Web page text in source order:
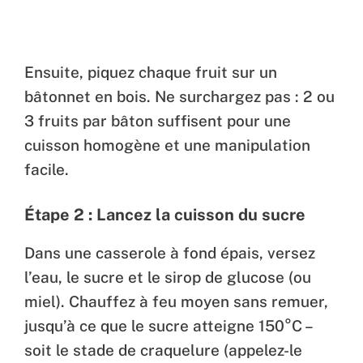
Ensuite, piquez chaque fruit sur un
bâtonnet en bois. Ne surchargez pas : 2 ou
3 fruits par bâton suffisent pour une
cuisson homogène et une manipulation
facile.
Étape 2 : Lancez la cuisson du sucre
Dans une casserole à fond épais, versez
l’eau, le sucre et le sirop de glucose (ou
miel). Chauffez à feu moyen sans remuer,
jusqu’à ce que le sucre atteigne 150°C –
soit le stade de craquelure (appelez-le